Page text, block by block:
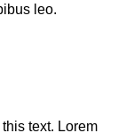
leo.
text. Lorem